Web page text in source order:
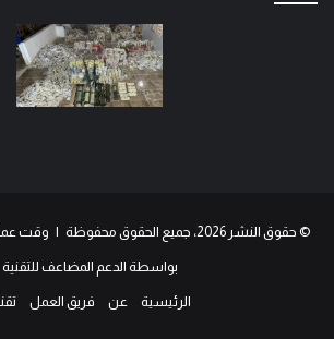
© حقوق النشر 2026، جميع الحقوق محفوظة | وقت عمان الإخباري
بواسطة الدعم المضاعف للتقنية
الرئيسية عن فريق العمل